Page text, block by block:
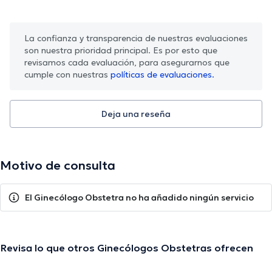
La confianza y transparencia de nuestras evaluaciones
son nuestra prioridad principal. Es por esto que
revisamos cada evaluación, para asegurarnos que
cumple con nuestras políticas de evaluaciones.
Deja una reseña
Motivo de consulta
El Ginecólogo Obstetra no ha añadido ningún servicio
Revisa lo que otros Ginecólogos Obstetras ofrecen